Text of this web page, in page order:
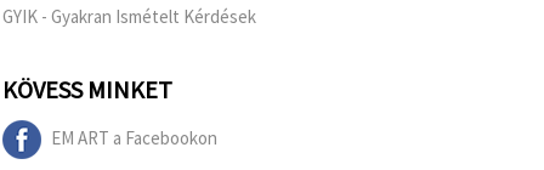
GYIK - Gyakran Ismételt Kérdések
KÖVESS MINKET
EM ART a Facebookon